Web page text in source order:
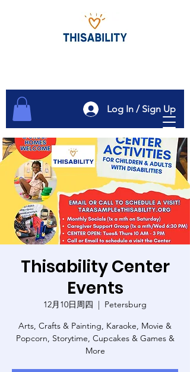
Log In / Sign Up
Thisability Center
Events
12月10日周四
  |
Petersburg
Arts, Crafts & Painting, Karaoke, Movie &
Popcorn, Storytime, Cupcakes & Games &
More